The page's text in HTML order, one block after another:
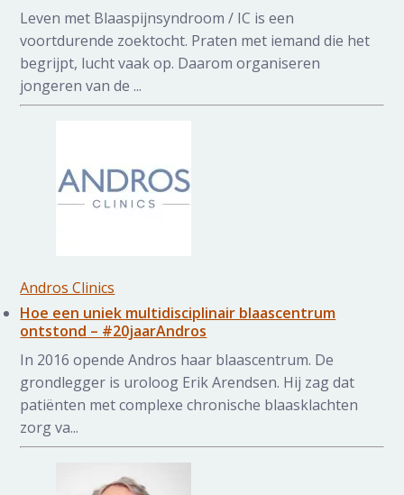
Leven met Blaaspijnsyndroom / IC is een
voortdurende zoektocht. Praten met iemand die het
begrijpt, lucht vaak op. Daarom organiseren
jongeren van de ...
Andros Clinics
Hoe een uniek multidisciplinair blaascentrum
ontstond – #20jaarAndros
In 2016 opende Andros haar blaascentrum. De
grondlegger is uroloog Erik Arendsen. Hij zag dat
patiënten met complexe chronische blaasklachten
zorg va...